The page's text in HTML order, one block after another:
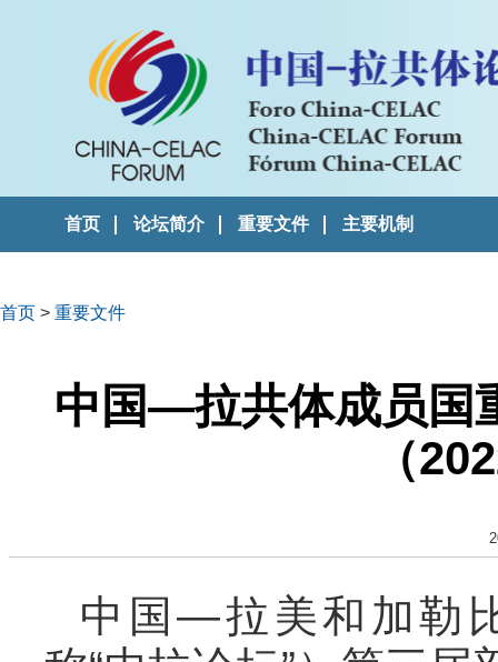
首页 论坛简介 重要文件 主要机制
首页 > 重要文件
中国—拉共体成员国
（
中国—拉美和加勒